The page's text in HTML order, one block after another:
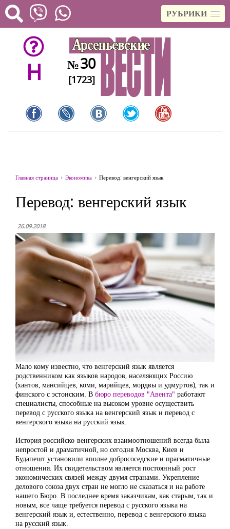
РУБРИКИ
H №30
[1723]
Главная страница Экономика Перевод: венгерский язык
Перевод: венгерский язык
26.09.2018
Мало кому известно, что венгерский язык является
родственником как языков народов, населяющих Россию
(хантов, мансийцев, коми, марийцев, мордвы и удмуртов), так и
финского с эстонским. В бюро переводов "Авента" работают
специалисты, способные на высоком уровне осуществить
перевод с русского языка на венгерский язык и перевод с
венгерского языка на русский язык.
История российско-венгерских взаимоотношений всегда была
непростой и драматичной, но сегодня Москва, Киев и
Будапешт установили вполне добрососедские и прагматичные
отношения. Их свидетельством является постоянный рост
экономических связей между двумя странами. Укрепление
делового союза двух стран не могло не сказаться и на работе
нашего Бюро. В последнее время заказчикам, как старым, так и
новым, все чаще требуется перевод с русского языка на
венгерский язык и, естественно, перевод с венгерского языка
на русский язык.